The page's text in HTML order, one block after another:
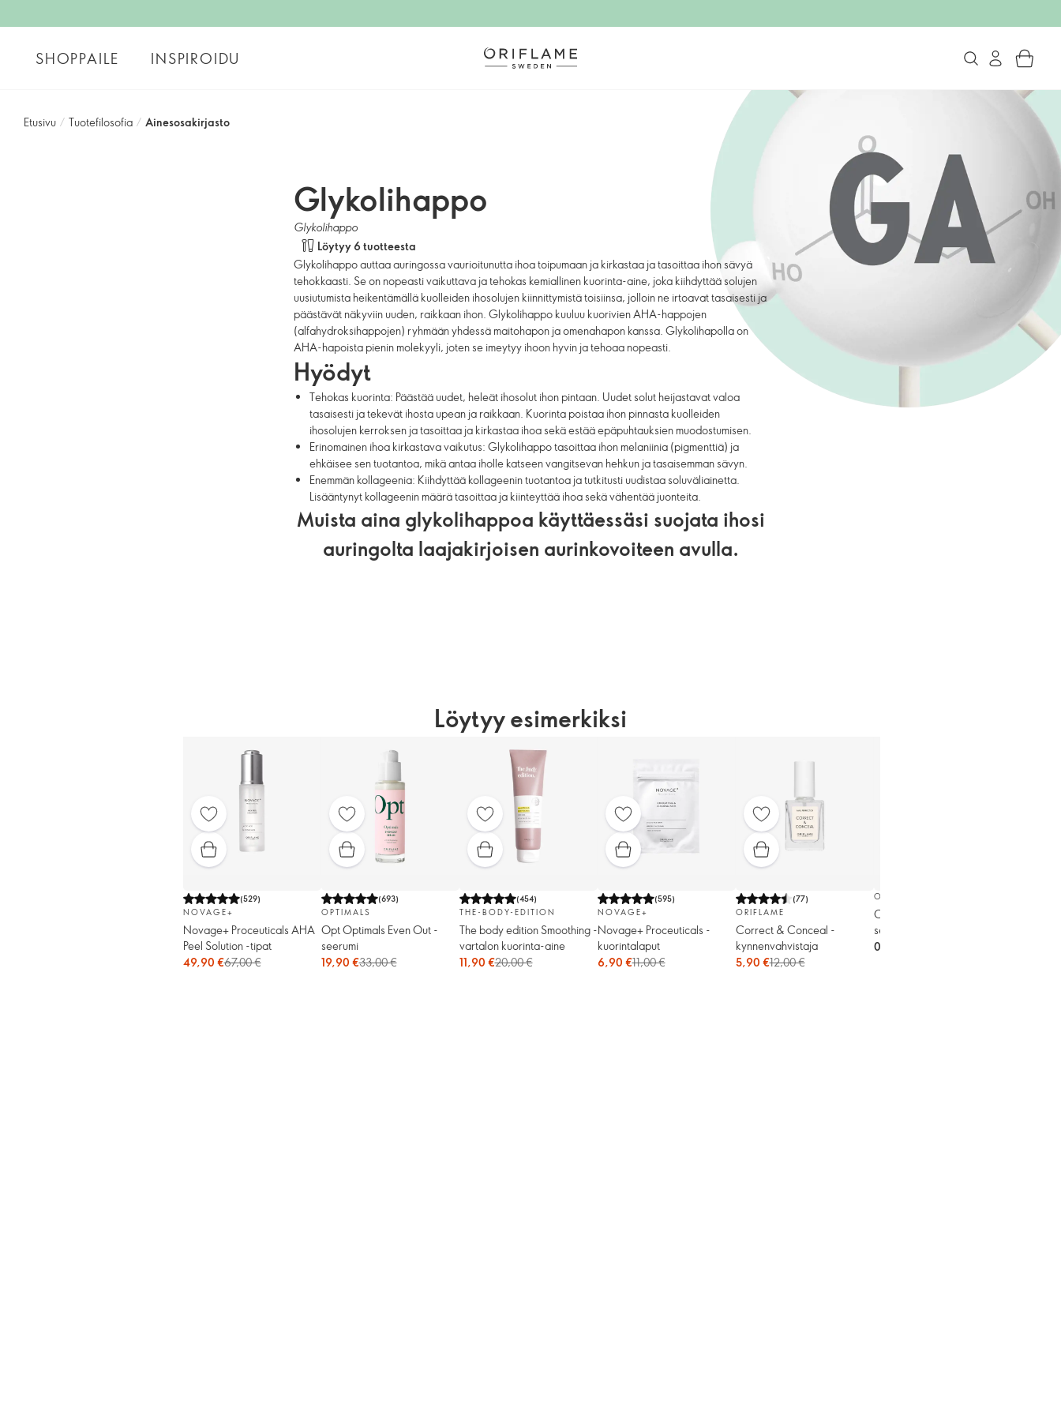
SHOPPAILE INSPIROIDU
Etusivu / Tuotefilosofia / Ainesosakirjasto
Glykolihappo
Glykolihappo
Löytyy 6 tuotteesta
Glykolihappo auttaa auringossa vaurioitunutta ihoa toipumaan ja kirkastaa ja tasoittaa ihon sävyä
tehokkaasti. Se on nopeasti vaikuttava ja tehokas kemiallinen kuorinta-aine, joka kiihdyttää solujen
uusiutumista heikentämällä kuolleiden ihosolujen kiinnittymistä toisiinsa, jolloin ne irtoavat tasaisesti ja
päästävät näkyviin uuden, raikkaan ihon. Glykolihappo kuuluu kuorivien AHA-happojen
(alfahydroksihappojen) ryhmään yhdessä maitohapon ja omenahapon kanssa. Glykolihapolla on
AHA-hapoista pienin molekyyli, joten se imeytyy ihoon hyvin ja tehoaa nopeasti.
Hyödyt
Tehokas kuorinta: Päästää uudet, heleät ihosolut ihon pintaan. Uudet solut heijastavat valoa
tasaisesti ja tekevät ihosta upean ja raikkaan. Kuorinta poistaa ihon pinnasta kuolleiden
ihosolujen kerroksen ja tasoittaa ja kirkastaa ihoa sekä estää epäpuhtauksien muodostumisen.
Erinomainen ihoa kirkastava vaikutus: Glykolihappo tasoittaa ihon melaniinia (pigmenttiä) ja
ehkäisee sen tuotantoa, mikä antaa iholle katseen vangitsevan hehkun ja tasaisemman sävyn.
Enemmän kollageenia: Kiihdyttää kollageenin tuotantoa ja tutkitusti uudistaa soluväliainetta.
Lisääntynyt kollageenin määrä tasoittaa ja kiinteyttää ihoa sekä vähentää juonteita.
Muista aina glykolihappoa käyttäessäsi suojata ihosi
auringolta laajakirjoisen aurinkovoiteen avulla.
Löytyy esimerkiksi
(529)
NOVAGE+
Novage+ Proceuticals AHA
Peel Solution -tipat
49,90 €67,00 €
(693)
OPTIMALS
Opt Optimals Even Out -
seerumi
19,90 €33,00 €
(454)
THE-BODY-EDITION
The body edition Smoothing -
vartalon kuorinta-aine
11,90 €20,00 €
(595)
NOVAGE+
Novage+ Proceuticals -
kuorintalaput
6,90 €11,00 €
(77)
ORIFLAME
Correct & Conceal -
kynnenvahvistaja
5,90 €12,00 €
OPTIMALS
Opt Optimals Even Out -
seerumi (näyte)
0,40 €